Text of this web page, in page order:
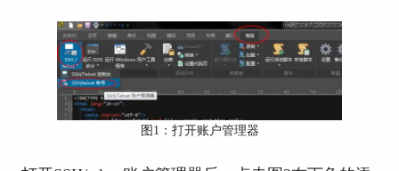
图1：打开账户管理器